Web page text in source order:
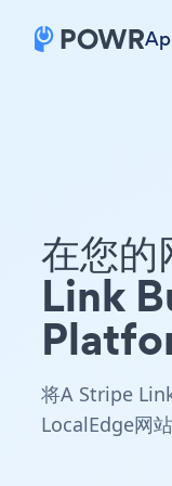
在您
Link
将A Stripe
LocalEdge网